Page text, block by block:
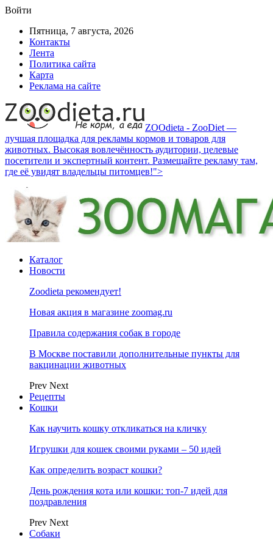
Войти
Пятница, 7 августа, 2026
Контакты
Лента
Политика сайта
Карта
Реклама на сайте
ZOOdieta - ZooDiet —
лучшая площадка для рекламы кормов и товаров для
животных. Высокая вовлечённость аудитории, целевые
посетители и экспертный контент. Размещайте рекламу там,
где её увидят владельцы питомцев!">
Каталог
Новости
Zoodieta рекомендует!
Новая акция в магазине zoomag.ru
Правила содержания собак в городе
В Москве поставили дополнительные пункты для
вакцинации животных
Prev Next
Рецепты
Кошки
Как научить кошку откликаться на кличку
Игрушки для кошек своими руками – 50 идей
Как определить возраст кошки?
День рождения кота или кошки: топ-7 идей для
поздравления
Prev Next
Собаки